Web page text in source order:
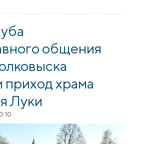
мероприятии 4-го
специального милицейского
общения
приход храма
Луки